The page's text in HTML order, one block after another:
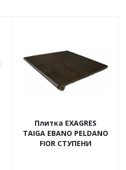
Плитка EXAGRES
TAIGA EBANO PELDANO
FIOR СТУПЕНИ